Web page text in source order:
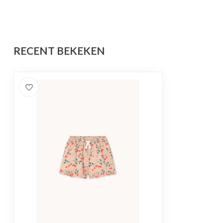
RECENT BEKEKEN